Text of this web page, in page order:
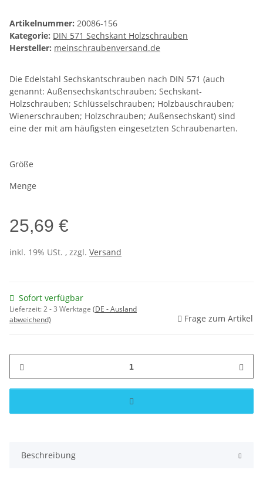
Artikelnummer: 20086-156
Kategorie: DIN 571 Sechskant Holzschrauben
Hersteller: meinschraubenversand.de
Die Edelstahl Sechskantschrauben nach DIN 571 (auch
genannt: Außensechskantschrauben; Sechskant-
Holzschrauben; Schlüsselschrauben; Holzbauschrauben;
Wienerschrauben; Holzschrauben; Außensechskant) sind
eine der mit am häufigsten eingesetzten Schraubenarten.
Größe
Menge
25,69 €
inkl. 19% USt. , zzgl. Versand
Sofort verfügbar
Lieferzeit:2 - 3 Werktage (DE - Ausland
abweichend)
Frage zum Artikel
Beschreibung